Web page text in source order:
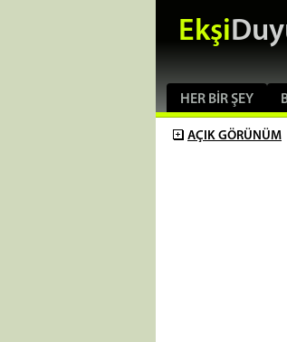
Ekşi
HER BIR ŞEY
AÇIK GÖRÜNÜM